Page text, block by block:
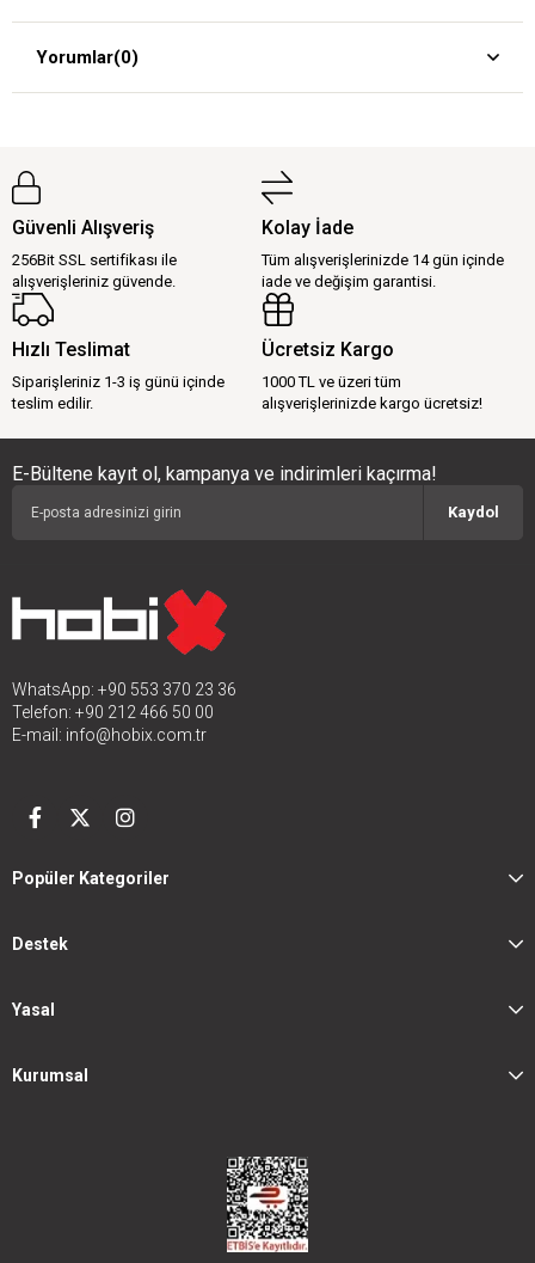
Yorumlar(0)
Güvenli Alışveriş
256Bit SSL sertifikası ile
alışverişleriniz güvende.
Kolay İade
Tüm alışverişlerinizde 14 gün içinde
iade ve değişim garantisi.
Hızlı Teslimat
Siparişleriniz 1-3 iş günü içinde
teslim edilir.
Ücretsiz Kargo
1000 TL ve üzeri tüm
alışverişlerinizde kargo ücretsiz!
E-Bültene kayıt ol, kampanya ve indirimleri kaçırma!
Kaydol
WhatsApp: +90 553 370 23 36
Telefon: +90 212 466 50 00
E-mail: info@hobix.com.tr
Popüler Kategoriler
Destek
Yasal
Kurumsal